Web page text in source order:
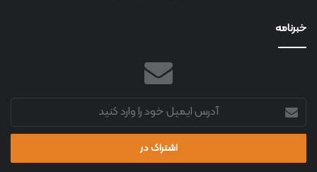
خبرنامه
آدرس
ایمیل
خود
وارد